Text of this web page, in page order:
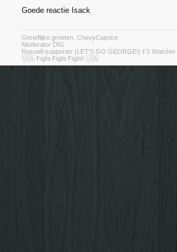
Goede reactie Isack
Gerieflijke groeten, ChevyCaprice
Moderator DIG
Russell-supporter (LET'S GO GEORGE!) F1 Watcher
🇺🇦 Fight Fight Fight! 🇺🇦